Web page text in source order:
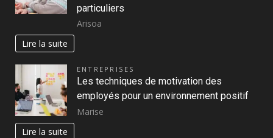
particuliers
Arisoa
Lire la suite
ENTREPRISES
Les techniques de motivation des
employés pour un environnement positif
Marise
Lire la suite